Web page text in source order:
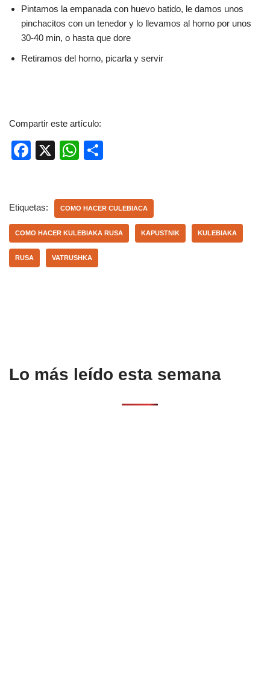
Pintamos la empanada con huevo batido, le damos unos
pinchacitos con un tenedor y lo llevamos al horno por unos
30-40 min, o hasta que dore
Retiramos del horno, picarla y servir
Compartir este artículo:
F
e
b
o
o
X
W
s
A
p
p
p
ar
tir
Etiquetas: COMO HACER CULEBIACA
COMO HACER KULEBIAKA RUSA KAPUSTNIK KULEBIAKA
RUSA VATRUSHKA
Lo más leído esta semana